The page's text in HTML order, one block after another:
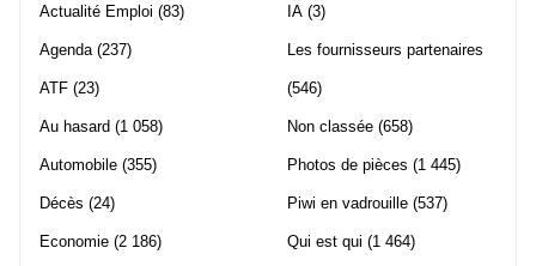
Actualité Emploi (83)
Agenda (237)
ATF (23)
Au hasard (1 058)
Automobile (355)
Décès (24)
Economie (2 186)
IA (3)
Les fournisseurs partenaires
(546)
Non classée (658)
Photos de pièces (1 445)
Piwi en vadrouille (537)
Qui est qui (1 464)